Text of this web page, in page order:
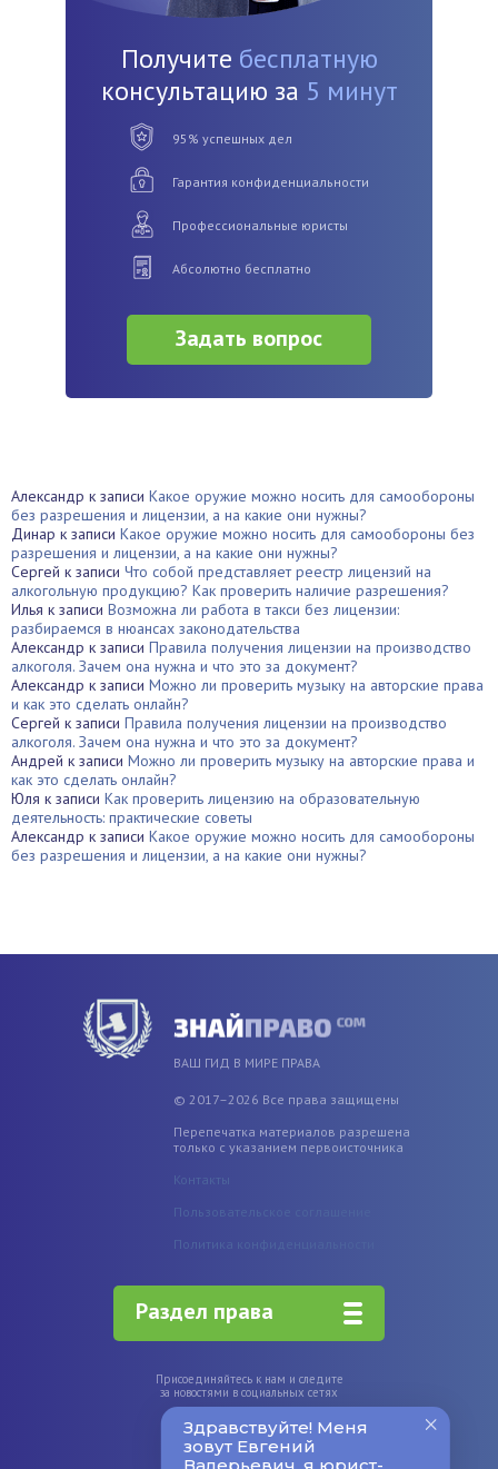
Получите бесплатную
консультацию за 5 минут
95% успешных дел
Гарантия конфиденциальности
Профессиональные юристы
Абсолютно бесплатно
Задать вопрос
Александр к записи Какое оружие можно носить для самообороны
без разрешения и лицензии, а на какие они нужны?
Динар к записи Какое оружие можно носить для самообороны без
разрешения и лицензии, а на какие они нужны?
Сергей к записи Что собой представляет реестр лицензий на
алкогольную продукцию? Как проверить наличие разрешения?
Илья к записи Возможна ли работа в такси без лицензии:
разбираемся в нюансах законодательства
Александр к записи Правила получения лицензии на производство
алкоголя. Зачем она нужна и что это за документ?
Александр к записи Можно ли проверить музыку на авторские права
и как это сделать онлайн?
Сергей к записи Правила получения лицензии на производство
алкоголя. Зачем она нужна и что это за документ?
Андрей к записи Можно ли проверить музыку на авторские права и
как это сделать онлайн?
Юля к записи Как проверить лицензию на образовательную
деятельность: практические советы
Александр к записи Какое оружие можно носить для самообороны
без разрешения и лицензии, а на какие они нужны?
ВАШ ГИД В МИРЕ ПРАВА
© 2017–2026 Все права защищены
Перепечатка материалов разрешена
только с указанием первоисточника
Контакты
Пользовательское соглашение
Политика конфиденциальности
Раздел права
Присоединяйтесь к нам и следите
за новостями в социальных сетях